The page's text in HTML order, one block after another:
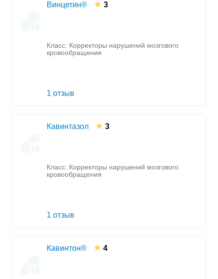
Винцетин® 3
Класс: Корректоры нарушений мозгового
кровообращения
1 отзыв
Кавинтазол 3
Класс: Корректоры нарушений мозгового
кровообращения
1 отзыв
Кавинтон® 4